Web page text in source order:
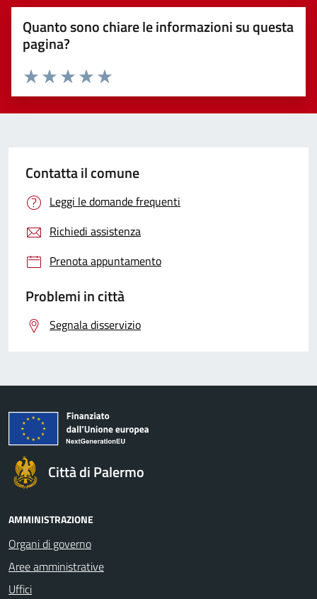
Quanto sono chiare le informazioni su questa
pagina?
Valuta 5 stelle su 5
Valuta 4 stelle su 5
Valuta 3 stelle su 5
Valuta 2 stelle su 5
Valuta 1 stelle su 5
Contatta il comune
Leggi le domande frequenti
Richiedi assistenza
Prenota appuntamento
Problemi in città
Segnala disservizio
Città di Palermo
AMMINISTRAZIONE
Organi di governo
Aree amministrative
Uffici